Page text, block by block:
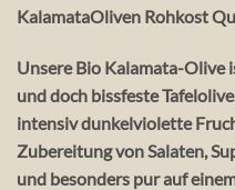
KalamataOliven Rohkost
Unsere Bio Kalamata-Olive
und doch bissfeste
intensiv dunkelviolette
Zubereitung von Salaten,
und besonders pur auf